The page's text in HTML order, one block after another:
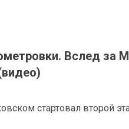
Вслед за
стартовал второй